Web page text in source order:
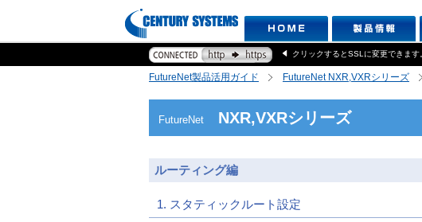
クリックするとSSLに変更できます
FutureNet製品活用ガイド FutureNet NXR,VXRシリーズ
FutureNet NXR,VXRシリーズ
ルーティング編
1. スタティックルート設定